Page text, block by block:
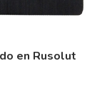
en Rusolut